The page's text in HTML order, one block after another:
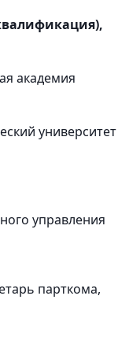
академия
университет
управления
парткома,